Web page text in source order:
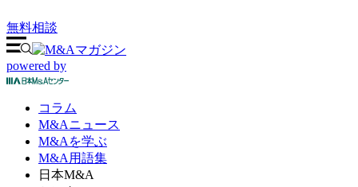
無料相談
powered by
コラム
M&Aニュース
M&Aを学ぶ
M&A 用語集
日本M&A